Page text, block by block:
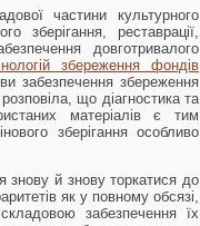
частини культурного
зберігання, реставрації,
довготривалого
збереження фондів
забезпечення збереження
що діагностика та
матеріалів є тим
зберігання особливо
знову й знову торкатися до
як у повному обсязі,
забезпечення їх